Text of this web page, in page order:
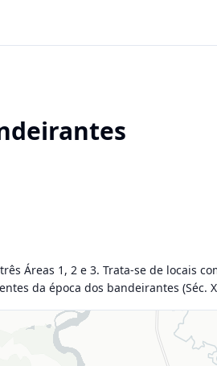
Áreas 1, 2 e 3. Trata-se de locais
da época dos bandeirantes (Séc.